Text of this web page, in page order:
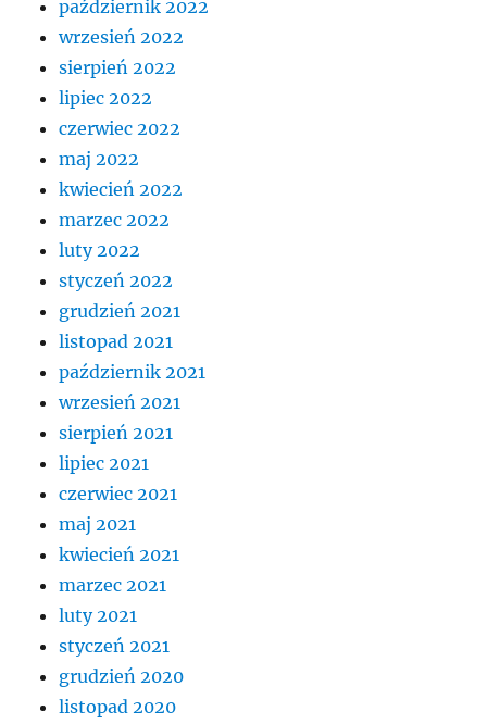
październik 2022
wrzesień 2022
sierpień 2022
lipiec 2022
czerwiec 2022
maj 2022
kwiecień 2022
marzec 2022
luty 2022
styczeń 2022
grudzień 2021
listopad 2021
październik 2021
wrzesień 2021
sierpień 2021
lipiec 2021
czerwiec 2021
maj 2021
kwiecień 2021
marzec 2021
luty 2021
styczeń 2021
grudzień 2020
listopad 2020